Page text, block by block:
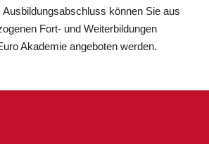
können Sie aus
Fort- und Weiterbildungen
Akademie angeboten werden.